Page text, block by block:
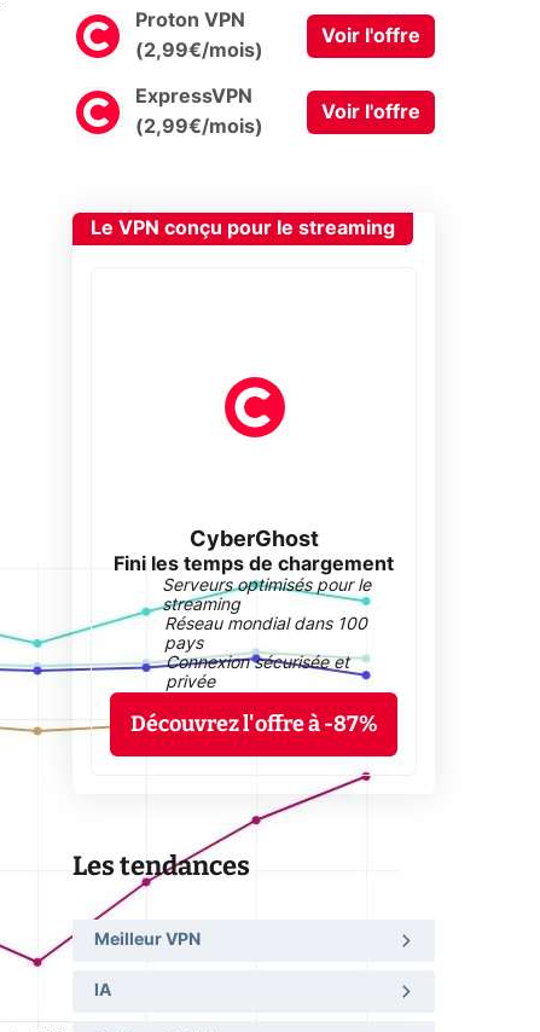
Proton VPN
(2,99€/mois)
Voir l'offre
ExpressVPN
(2,99€/mois)
Voir l'offre
Le VPN conçu pour le streaming
CyberGhost
Fini les temps de chargement
Serveurs optimisés pour le
streaming
Réseau mondial dans 100
pays
Connexion sécurisée et
privée
Découvrez l'offre à -87%
Les tendances
Meilleur VPN
IA